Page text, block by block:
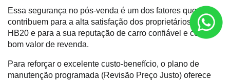
Essa segurança no pós-venda é um dos fatores que
contribuem para a alta satisfação dos proprietários do
HB20 e para a sua reputação de carro confiável e com
bom valor de revenda.
Para reforçar o excelente custo-benefício, o plano de
manutenção programada (Revisão Preço Justo) oferece